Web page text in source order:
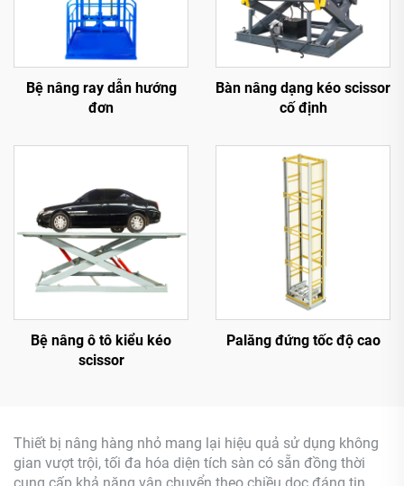
Bệ nâng ray dẫn hướng
đơn
Bàn nâng dạng kéo scissor
cố định
Bệ nâng ô tô kiểu kéo
scissor
Palăng đứng tốc độ cao
Thiết bị nâng hàng nhỏ mang lại hiệu quả sử dụng không
gian vượt trội, tối đa hóa diện tích sàn có sẵn đồng thời